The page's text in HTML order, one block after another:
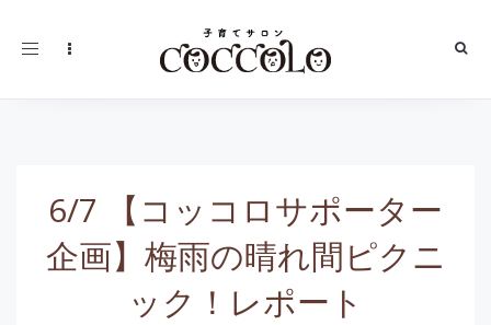
Toggle
6/7 【コッコロサポーター
企画】梅雨の晴れ間ピクニ
ック！レポート